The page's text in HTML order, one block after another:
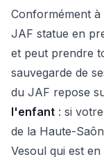
Conformément à
JAF statue en
et peut prendre
sauvegarde de
du JAF repose
l'enfant : si
de la Haute-
Vesoul qui est